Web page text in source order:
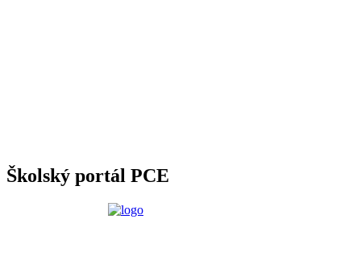
Školský portál PCE